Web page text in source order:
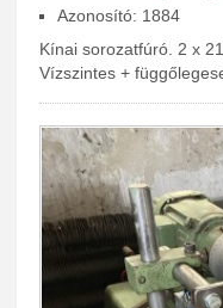
Azonosító: 1884
Kínai sorozatfúró. 2 x
Vízszintes +